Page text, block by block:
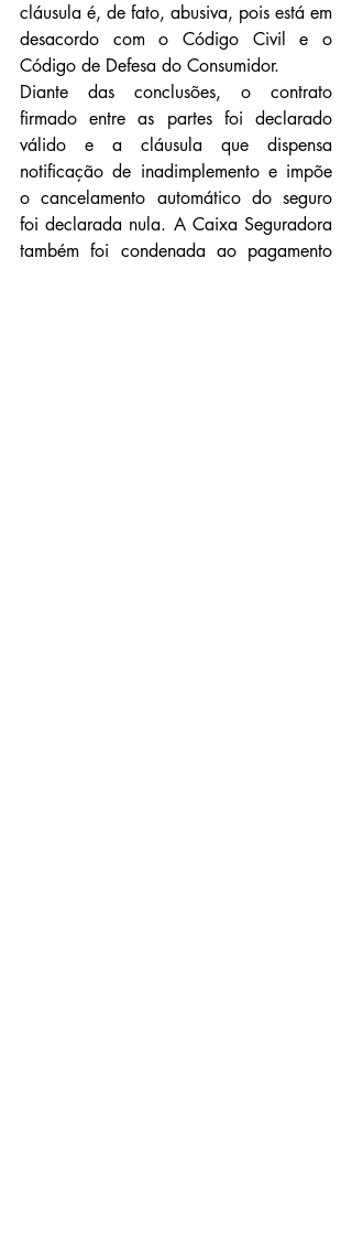
cláusula é, de fato, abusiva, pois está em
desacordo com o Código Civil e o
Código de Defesa do Consumidor.
Diante das conclusões, o contrato
firmado entre as partes foi declarado
válido e a cláusula que dispensa
notificação de inadimplemento e impõe
o cancelamento automático do seguro
foi declarada nula. A Caixa Seguradora
também foi condenada ao pagamento